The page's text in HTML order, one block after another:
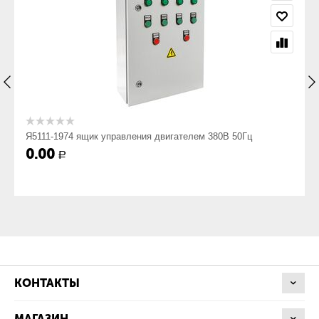
Номинальное напряжение, В
380
Номинальное напряжение вспомогательных цепей, В
Степень защиты по ГОСТ 14254-80, не ниже
Я5111-1974 ящик управления двигателем 380В 50Гц
0.00 Р
КОНТАКТЫ